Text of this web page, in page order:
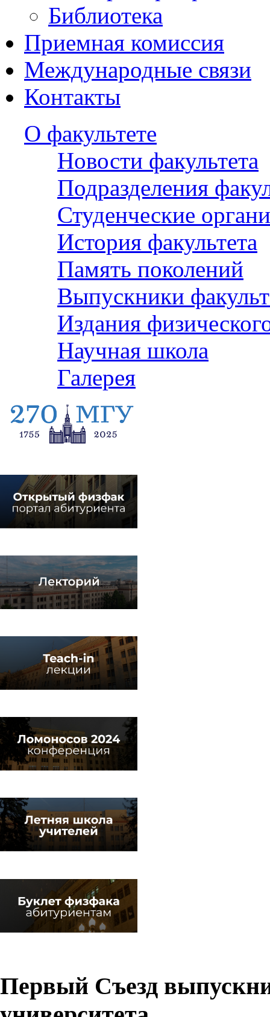
Библиотека
Приемная комиссия
Международные связи
Контакты
О факультете
Новости факультета
Подразделения
Студенческие
История факультета
Память поколений
Выпускники
Издания
Научная школа
Галерея
Первый Съезд